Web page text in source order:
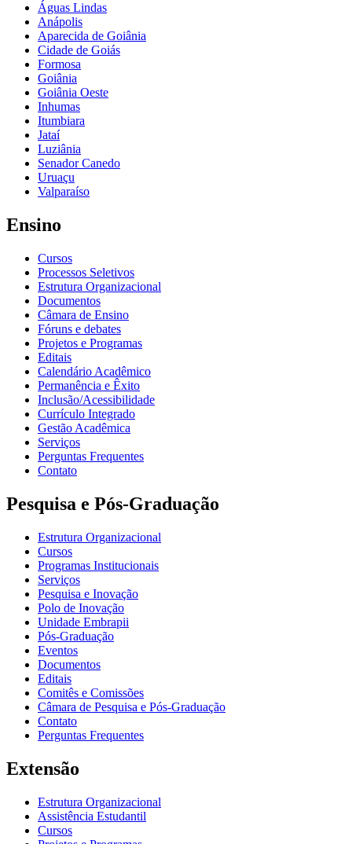
Águas Lindas
Anápolis
Aparecida de Goiânia
Cidade de Goiás
Formosa
Goiânia
Goiânia Oeste
Inhumas
Itumbiara
Jataí
Luziânia
Senador Canedo
Uruaçu
Valparaíso
Ensino
Cursos
Processos Seletivos
Estrutura Organizacional
Documentos
Câmara de Ensino
Fóruns e debates
Projetos e Programas
Editais
Calendário Acadêmico
Permanência e Êxito
Inclusão/Acessibilidade
Currículo Integrado
Gestão Acadêmica
Serviços
Perguntas Frequentes
Contato
Pesquisa e Pós-Graduação
Estrutura Organizacional
Cursos
Programas Institucionais
Serviços
Pesquisa e Inovação
Polo de Inovação
Unidade Embrapii
Pós-Graduação
Eventos
Documentos
Editais
Comitês e Comissões
Câmara de Pesquisa e Pós-Graduação
Contato
Perguntas Frequentes
Extensão
Estrutura Organizacional
Assistência Estudantil
Cursos